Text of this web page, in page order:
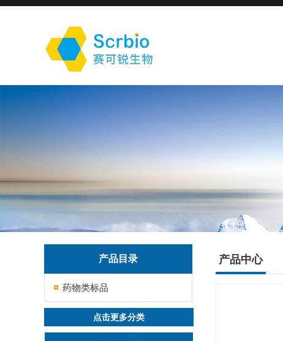
产品目录
药物类标品
点击更多分类
产品中心